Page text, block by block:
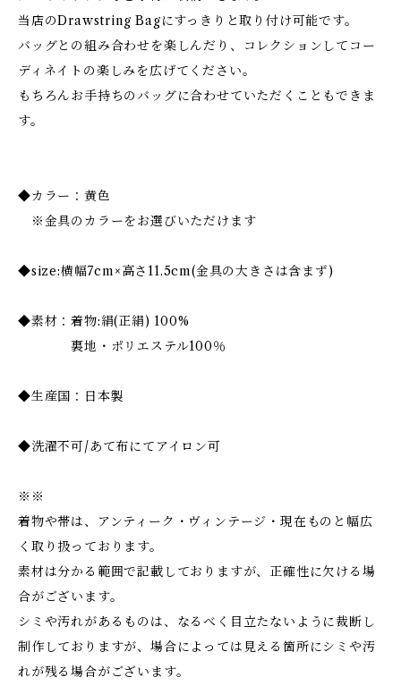
当店のDrawstring Bagにすっきりと取り付け可能です。
バッグとの組み合わせを楽しんだり、コレクションしてコー
ディネイトの楽しみを広げてください。
もちろんお手持ちのバッグに合わせていただくこともできま
す。
◆カラー：黄色
※金具のカラーをお選びいただけます
◆size:横幅7cm×高さ11.5cm(金具の大きさは含まず)
◆素材：着物:絹(正絹) 100%
裏地・ポリエステル100％
◆生産国：日本製
◆洗濯不可/あて布にてアイロン可
※※
着物や帯は、アンティーク・ヴィンテージ・現在ものと幅広
く取り扱っております。
素材は分かる範囲で記載しておりますが、正確性に欠ける場
合がございます。
シミや汚れがあるものは、なるべく目立たないように裁断し
制作しておりますが、場合によっては見える箇所にシミや汚
れが残る場合がございます。